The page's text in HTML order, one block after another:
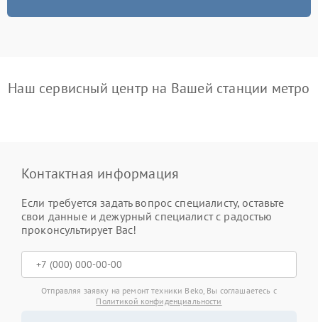
Наш сервисный центр на Вашей станции метро
Контактная информация
Если требуется задать вопрос специалисту, оставьте
свои данные и дежурный специалист с радостью
проконсультирует Вас!
Отправляя заявку на ремонт техники Beko, Вы соглашаетесь с
Политикой конфиденциальности